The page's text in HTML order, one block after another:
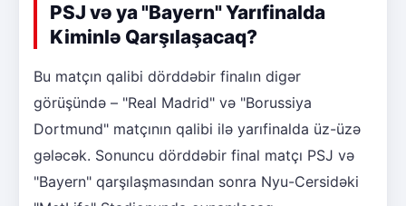
PSJ və ya "Bayern" Yarıfinalda
Kiminlə Qarşılaşacaq?
Bu matçın qalibi dörddəbir finalın digər
görüşündə – "Real Madrid" və "Borussiya
Dortmund" matçının qalibi ilə yarıfinalda üz-üzə
gələcək. Sonuncu dörddəbir final matçı PSJ və
"Bayern" qarşılaşmasından sonra Nyu-Cersidəki